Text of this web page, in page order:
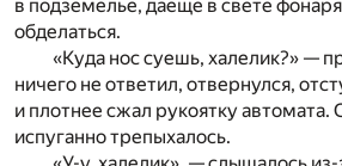
в подземелье, даеще в свете
обделаться.
«Куда нос суешь, халелик?» —
ничего не ответил, отвернулся,
и плотнее сжал рукоятку автомата.
испуганно трепыхалось.